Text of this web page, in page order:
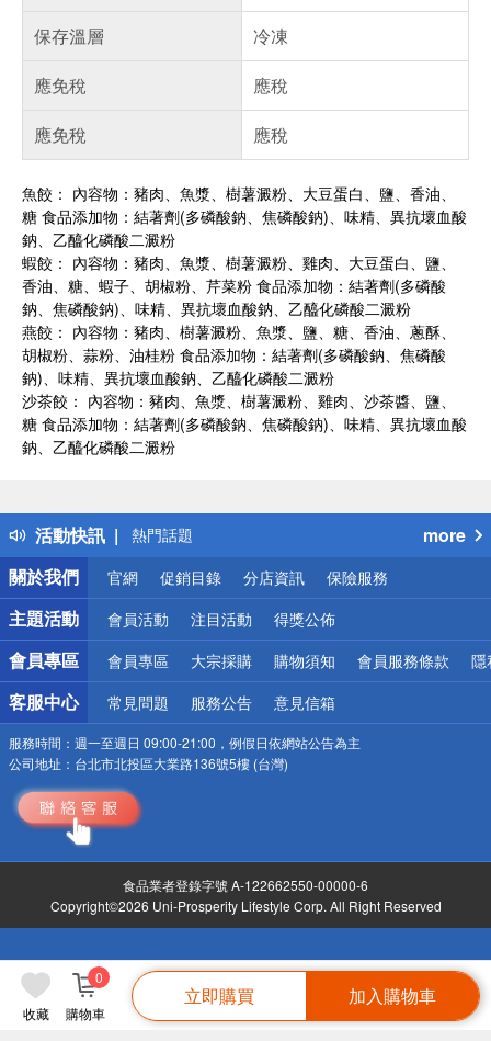
收藏 購物車
0
立即購買 加入購物車
保存溫層
冷凍
應免稅
應稅
應免稅
應稅
魚餃： 內容物：豬肉、魚漿、樹薯澱粉、大豆蛋白、鹽、香油、
糖 食品添加物：結著劑(多磷酸鈉、焦磷酸鈉)、味精、異抗壞血酸
鈉、乙醯化磷酸二澱粉
蝦餃： 內容物：豬肉、魚漿、樹薯澱粉、雞肉、大豆蛋白、鹽、
香油、糖、蝦子、胡椒粉、芹菜粉 食品添加物：結著劑(多磷酸
鈉、焦磷酸鈉)、味精、異抗壞血酸鈉、乙醯化磷酸二澱粉
燕餃： 內容物：豬肉、樹薯澱粉、魚漿、鹽、糖、香油、蔥酥、
胡椒粉、蒜粉、油桂粉 食品添加物：結著劑(多磷酸鈉、焦磷酸
鈉)、味精、異抗壞血酸鈉、乙醯化磷酸二澱粉
沙茶餃： 內容物：豬肉、魚漿、樹薯澱粉、雞肉、沙茶醬、鹽、
糖 食品添加物：結著劑(多磷酸鈉、焦磷酸鈉)、味精、異抗壞血酸
鈉、乙醯化磷酸二澱粉
活動快訊
得獎公告
熱門話題
銀行優惠
偏遠地區配送
詐騙網頁！請小心！
more
關於我們
官網 促銷目錄 分店資訊 保險服務
主題活動 會員活動 注目活動 得獎公佈
會員專區 會員專區 大宗採購 購物須知 會員服務條款 隱
客服中心 常見問題 服務公告 意見信箱
服務時間： 週一至週日 09:00-21:00，例假日依網站公告為主
公司地址： 台北市北投區大業路136號5樓 (台灣)
食品業者登錄字號 A-122662550-00000-6
Copyright©2026 Uni-Prosperity Lifestyle Corp. All Right Reserved